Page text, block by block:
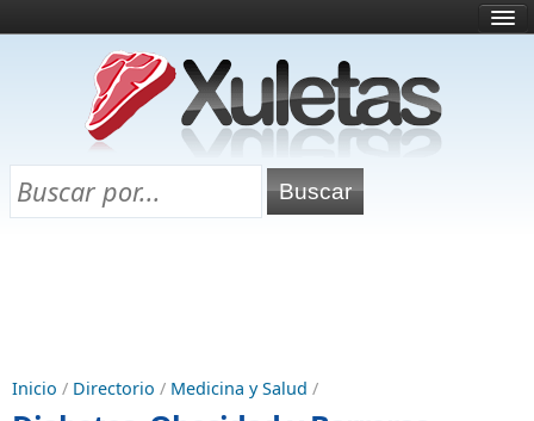
¿Qué es esto?
Directorio
Chuletas para exámenes
Inicio / Directorio / Medicina y Salud /